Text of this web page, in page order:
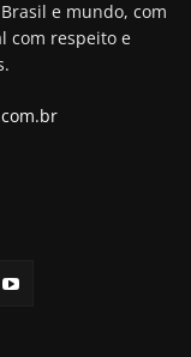
e mundo, com
com respeito e